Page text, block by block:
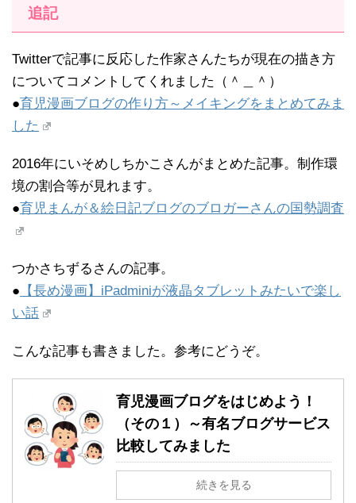
追記
Twitterで記事に反応した作家さんたちが現在の描き方
についてコメントしてくれました（＾＿＾）
●育児漫画ブログの作り方～メイキングをまとめてみま
した
2016年にいそめしちかこさんがまとめた記事。制作環
境の割合等が見れます。
●育児まんが＆絵日記ブログのブロガーさんの国勢調査
つかさちずるさんの記事。
● 【長め漫画】iPadminiが液晶タブレットみたいで楽し
い話
こんな記事も書きました。参考にどうぞ。
育児漫画ブログをはじめよう！
（その１）～有名ブログサービス
比較してみました
続きを見る